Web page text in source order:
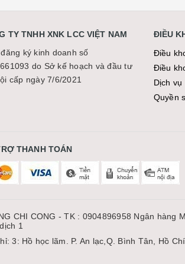
TY TNHH XNK LCC VIỆT NAM
ký kinh doanh số
do Sở kế hoạch và đầu tư
cấp ngày 7/6/2021
ĐIỀU
Điều
Điều
Dịch
Quyền
THANH TOÁN
CHI CONG - TK : 0904896958 Ngân hàng
1
3: Hồ học lãm. P. An lạc,Q. Bình Tân, Hồ